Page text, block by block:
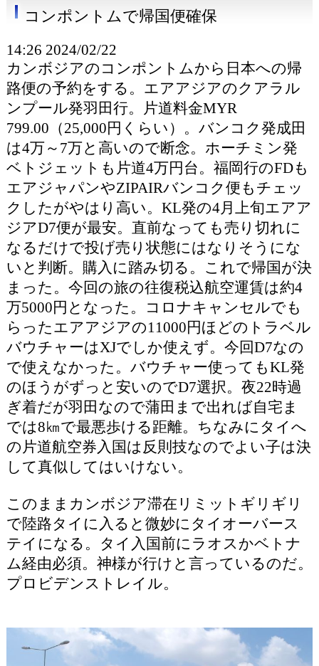
コンポントムで帰国便確保
14:26 2024/02/22
カンボジアのコンポントムから日本への帰
路便の予約をする。エアアジアのクアラル
ンプール発羽田行。片道料金MYR
799.00（25,000円くらい）。バンコク発成田
は4万～7万と高いので断念。ホーチミン発
ベトジェットも片道4万円台。福岡行のFDも
エアジャパンやZIPAIRバンコク便もチェッ
クしたがやはり高い。KL発の4月上旬エアア
ジアD7便が最安。直前なっても売り切れに
なるだけで投げ売り状態にはなりそうにな
いと判断。購入に踏み切る。これで帰国が決
まった。今回の旅の往復税込航空運賃は約4
万5000円となった。コロナキャンセルでも
らったエアアジアの11000円ほどのトラベル
バウチャーはXJでしか使えず。今回D7なの
で使えなかった。バウチャー使ってもKL発
のほうがずっと安いのでD7選択。夜22時過
ぎ着だが羽田なので蒲田まで出れば自宅ま
では8㎞で最悪歩ける距離。ちなみにタイへ
の片道航空券入国は反則技なのでよい子は決
して真似してはいけない。
このままカンボジア滞在リミットギリギリ
で陸路タイに入ると微妙にタイオーバース
テイになる。タイ入国前にラオスかベトナ
ム経由必須。神様が行けと言っているのだ。
プロビデンストレイル。